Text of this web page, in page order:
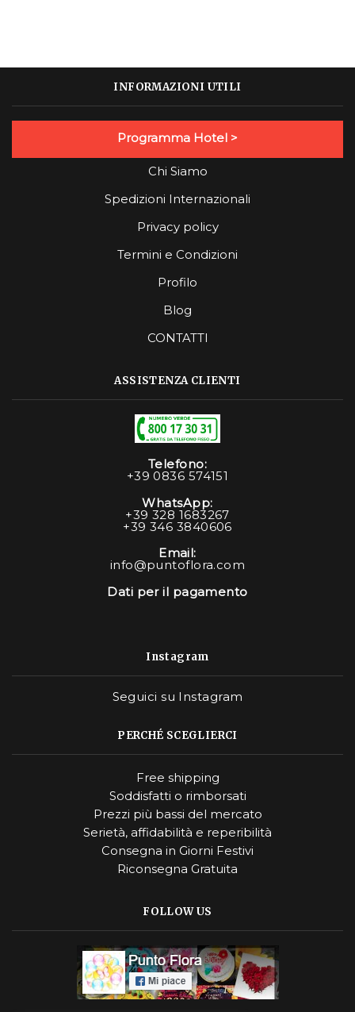
INFORMAZIONI UTILI
Programma Hotel >
Chi Siamo
Spedizioni Internazionali
Privacy policy
Termini e Condizioni
Profilo
Blog
CONTATTI
ASSISTENZA CLIENTI
Telefono:
+39 0836 574151
WhatsApp:
+39 328 1683267
+39 346 3840606
Email:
info@puntoflora.com
Dati per il pagamento
Instagram
Seguici su Instagram
PERCHÉ SCEGLIERCI
Free shipping
Soddisfatti o rimborsati
Prezzi più bassi del mercato
Serietà, affidabilità e reperibilità
Consegna in Giorni Festivi
Riconsegna Gratuita
FOLLOW US